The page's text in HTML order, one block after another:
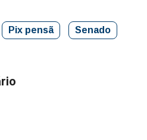
Pix pensã Senado